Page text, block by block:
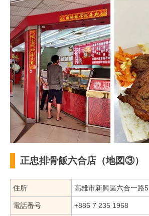
正忠排骨飯六合店（地図③）
住所 高雄市新興區六合一路
電話番号 +886 7 235 1968